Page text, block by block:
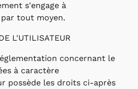
s'engage à
tout moyen.
L'UTILISATEUR
concernant le
à caractère
possède les droits ci-après